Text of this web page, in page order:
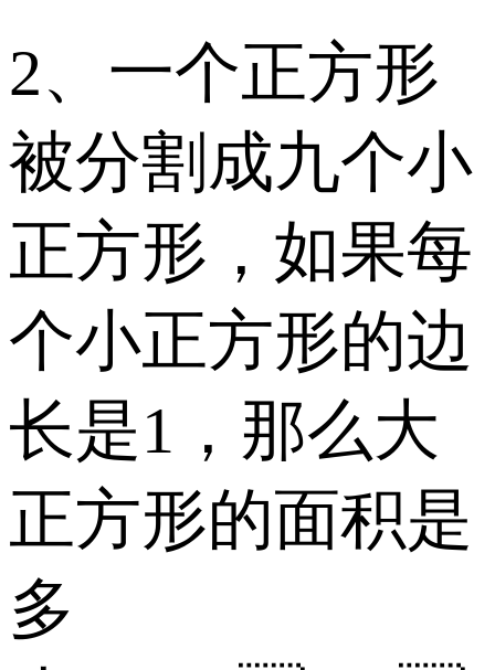
2、一个正方形
被分割成九个小
正方形，如果每
个小正方形的边
长是1，那么大
正方形的面积是
多